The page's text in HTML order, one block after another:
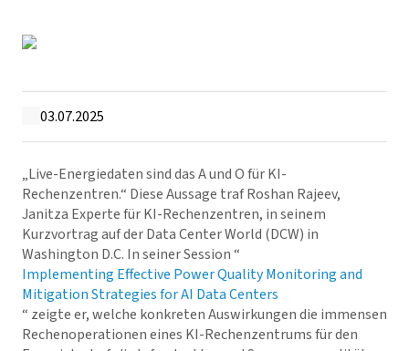
03.07.2025
„Live-Energiedaten sind das A und O für KI-
Rechenzentren.“ Diese Aussage traf Roshan Rajeev,
Janitza Experte für KI-Rechenzentren, in seinem
Kurzvortrag auf der Data Center World (DCW) in
Washington D.C. In seiner Session “
Implementing Effective Power Quality Monitoring and
Mitigation Strategies for AI Data Centers
“ zeigte er, welche konkreten Auswirkungen die immensen
Rechenoperationen eines KI-Rechenzentrums für den